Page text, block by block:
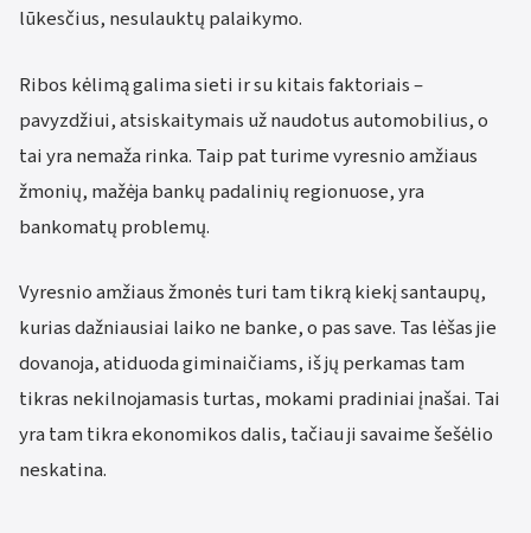
lūkesčius, nesulauktų palaikymo.
Ribos kėlimą galima sieti ir su kitais faktoriais –
pavyzdžiui, atsiskaitymais už naudotus automobilius, o
tai yra nemaža rinka. Taip pat turime vyresnio amžiaus
žmonių, mažėja bankų padalinių regionuose, yra
bankomatų problemų.
Vyresnio amžiaus žmonės turi tam tikrą kiekį santaupų,
kurias dažniausiai laiko ne banke, o pas save. Tas lėšas jie
dovanoja, atiduoda giminaičiams, iš jų perkamas tam
tikras nekilnojamasis turtas, mokami pradiniai įnašai. Tai
yra tam tikra ekonomikos dalis, tačiau ji savaime šešėlio
neskatina.